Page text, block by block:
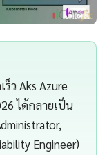
ว Aks Azure
ได้กลายเป็น
Engineer)